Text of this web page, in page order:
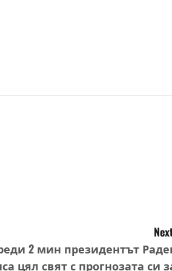
2 мин президентът
цял свят с прогнозата си